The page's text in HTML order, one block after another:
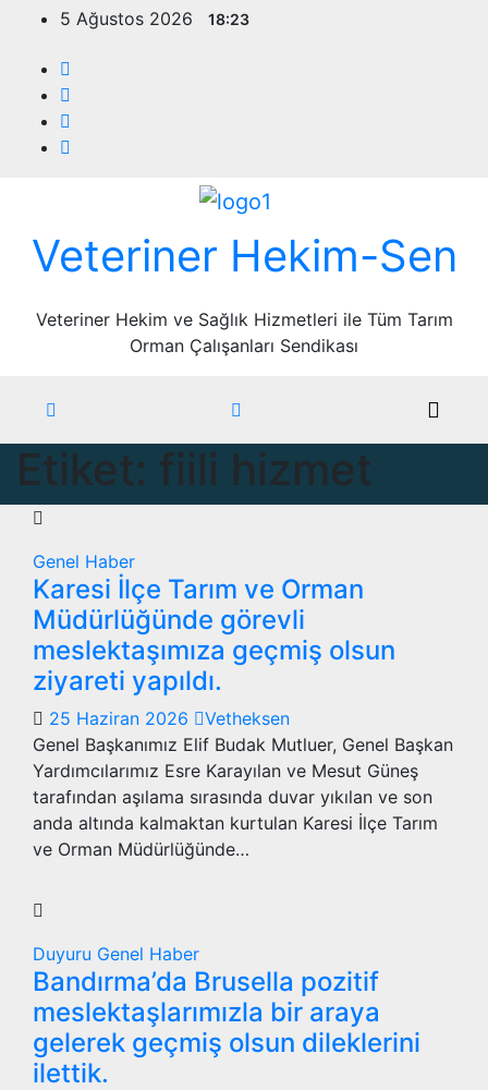
content
5 Ağustos 2026 18:23
Veteriner Hekim-Sen
Veteriner Hekim ve Sağlık Hizmetleri ile Tüm Tarım
Orman Çalışanları Sendikası
Etiket: fiili hizmet
Genel Haber
Karesi İlçe Tarım ve Orman
Müdürlüğünde görevli
meslektaşımıza geçmiş olsun
ziyareti yapıldı.
25 Haziran 2026
Vetheksen
Genel Başkanımız Elif Budak Mutluer, Genel Başkan
Yardımcılarımız Esre Karayılan ve Mesut Güneş
tarafından aşılama sırasında duvar yıkılan ve son
anda altında kalmaktan kurtulan Karesi İlçe Tarım
ve Orman Müdürlüğünde…
Duyuru Genel Haber
Bandırma’da Brusella pozitif
meslektaşlarımızla bir araya
gelerek geçmiş olsun dileklerini
ilettik.